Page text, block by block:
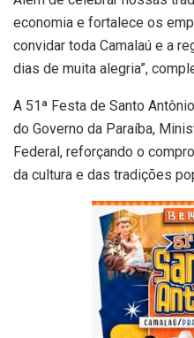
economia e fortalece os
convidar toda Camalaú e a
dias de muita alegria”,
A 51ª Festa de Santo
do Governo da Paraíba,
Federal, reforçando o
da cultura e das tradições